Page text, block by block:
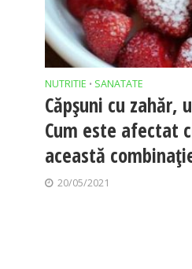
NUTRITIE • SANATATE
Căpșuni cu zahăr,
Cum este afectat
această
20/05/2021